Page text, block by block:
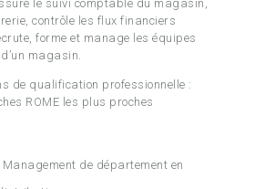
le suivi comptable du magasin,
contrôle les flux financiers
forme et manage les équipes
magasin.
de qualification professionnelle :
ROME les plus proches
Management de département en